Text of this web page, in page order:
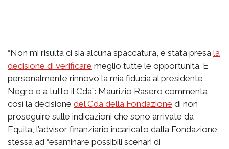
“Non mi risulta ci sia alcuna spaccatura, è stata presa la
decisione di verificare meglio tutte le opportunità. E
personalmente rinnovo la mia fiducia al presidente
Negro e a tutto il Cda”: Maurizio Rasero commenta
così la decisione del Cda della Fondazione di non
proseguire sulle indicazioni che sono arrivate da
Equita, l’advisor finanziario incaricato dalla Fondazione
stessa ad “esaminare possibili scenari di